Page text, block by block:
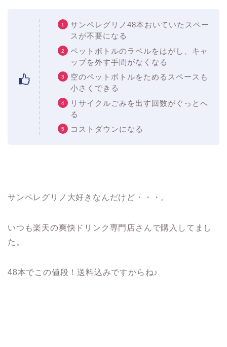
サンペレグリノ48本おいていたスペー
スが不要になる
ペットボトルのラベルをはがし、キャ
ップを外す手間がなくなる
空のペットボトルをためるスペースも
小さくできる
リサイクルごみを出す回数がぐっとへ
る
コストダウンになる
サンペレグリノ大好きなんだけど・・・。
いつも楽天の爽快ドリンク専門店さんで購入してまし
た。
48本でこの値段！送料込みですからね♪